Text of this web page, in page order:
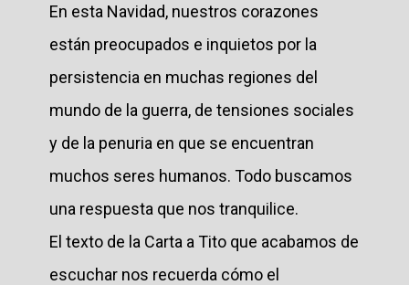
En esta Navidad, nuestros corazones
están preocupados e inquietos por la
persistencia en muchas regiones del
mundo de la guerra, de tensiones sociales
y de la penuria en que se encuentran
muchos seres humanos. Todo buscamos
una respuesta que nos tranquilice.
El texto de la Carta a Tito que acabamos de
escuchar nos recuerda cómo el